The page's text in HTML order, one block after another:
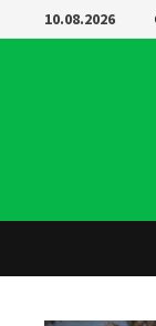
Перейти
к
10.08.2026